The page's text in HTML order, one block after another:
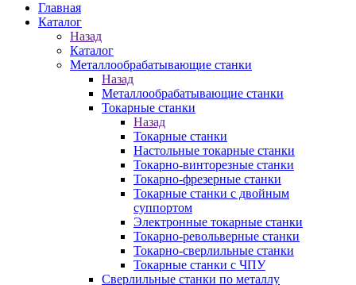
Главная
Каталог
Назад
Каталог
Металлообрабатывающие станки
Назад
Металлообрабатывающие станки
Токарные станки
Назад
Токарные станки
Настольные токарные станки
Токарно-винторезные станки
Токарно-фрезерные станки
Токарные станки с двойным
суппортом
Электронные токарные станки
Токарно-револьверные станки
Токарно-сверлильные станки
Токарные станки с ЧПУ
Сверлильные станки по металлу